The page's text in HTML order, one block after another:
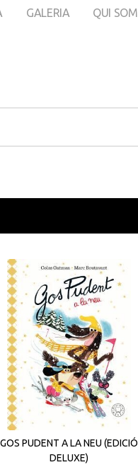
GALERIA QUI SOM
GOS PUDENT A LA NEU (EDICIÓ
DELUXE)